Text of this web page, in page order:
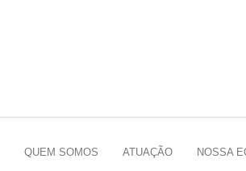
QUEM SOMOS ATUAÇÃO NOSSA